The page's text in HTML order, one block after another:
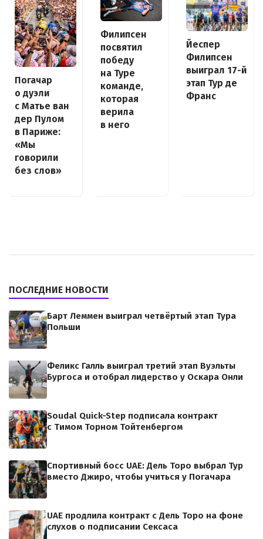
Погачар
о дуэли
с Матье ван
дер Пулом
в Париже:
«Мы
говорили
без слов»
Филипсен
посвятил
победу
на Туре
команде,
которая
верила
в него
Йеспер
Филипсен
выиграл 17-й
этап Тур де
Франс
ПОСЛЕДНИЕ НОВОСТИ
Барт Леммен выиграл четвёртый этап Тура
Польши
Феликс Галль выиграл третий этап Вуэльты
Бургоса и отобрал лидерство у Оскара Онли
Soudal Quick-Step подписала контракт
с Тимом Торном Тойтенбергом
Спортивный босс UAE: Дель Торо выбрал Тур
вместо Джиро, чтобы учиться у Погачара
UAE продлила контракт с Дель Торо на фоне
слухов о подписании Сексаса